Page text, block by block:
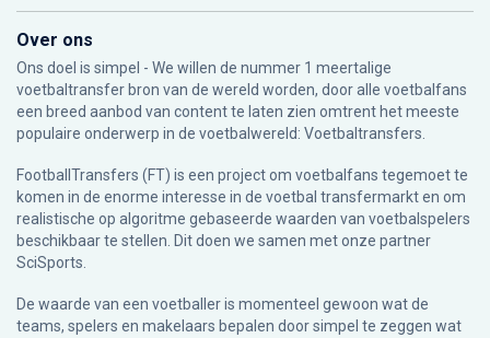
Over ons
Ons doel is simpel - We willen de nummer 1 meertalige
voetbaltransfer bron van de wereld worden, door alle voetbalfans
een breed aanbod van content te laten zien omtrent het meeste
populaire onderwerp in de voetbalwereld: Voetbaltransfers.
FootballTransfers (FT) is een project om voetbalfans tegemoet te
komen in de enorme interesse in de voetbal transfermarkt en om
realistische op algoritme gebaseerde waarden van voetbalspelers
beschikbaar te stellen. Dit doen we samen met onze partner
SciSports
De waarde van een voetballer is momenteel gewoon wat de
teams, spelers en makelaars bepalen door simpel te zeggen wat